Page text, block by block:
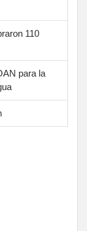
110
para la